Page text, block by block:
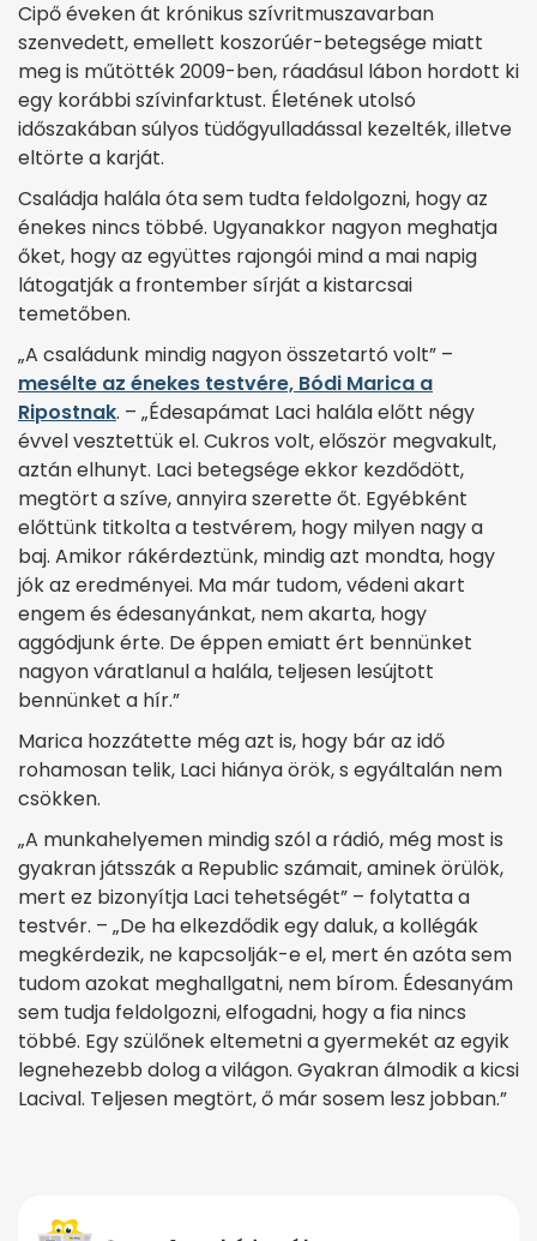
Cipő éveken át krónikus szívritmuszavarban
szenvedett, emellett koszorúér-betegsége miatt
meg is műtötték 2009-ben, ráadásul lábon hordott ki
egy korábbi szívinfarktust. Életének utolsó
időszakában súlyos tüdőgyulladással kezelték, illetve
eltörte a karját.
Családja halála óta sem tudta feldolgozni, hogy az
énekes nincs többé. Ugyanakkor nagyon meghatja
őket, hogy az együttes rajongói mind a mai napig
látogatják a frontember sírját a kistarcsai
temetőben.
„A családunk mindig nagyon összetartó volt” –
mesélte az énekes testvére, Bódi Marica a
Ripostnak. – „Édesapámat Laci halála előtt négy
évvel vesztettük el. Cukros volt, először megvakult,
aztán elhunyt. Laci betegsége ekkor kezdődött,
megtört a szíve, annyira szerette őt. Egyébként
előttünk titkolta a testvérem, hogy milyen nagy a
baj. Amikor rákérdeztünk, mindig azt mondta, hogy
jók az eredményei. Ma már tudom, védeni akart
engem és édesanyánkat, nem akarta, hogy
aggódjunk érte. De éppen emiatt ért bennünket
nagyon váratlanul a halála, teljesen lesújtott
bennünket a hír.”
Marica hozzátette még azt is, hogy bár az idő
rohamosan telik, Laci hiánya örök, s egyáltalán nem
csökken.
„A munkahelyemen mindig szól a rádió, még most is
gyakran játsszák a Republic számait, aminek örülök,
mert ez bizonyítja Laci tehetségét” – folytatta a
testvér. – „De ha elkezdődik egy daluk, a kollégák
megkérdezik, ne kapcsolják-e el, mert én azóta sem
tudom azokat meghallgatni, nem bírom. Édesanyám
sem tudja feldolgozni, elfogadni, hogy a fia nincs
többé. Egy szülőnek eltemetni a gyermekét az egyik
legnehezebb dolog a világon. Gyakran álmodik a kicsi
Lacival. Teljesen megtört, ő már sosem lesz jobban.”